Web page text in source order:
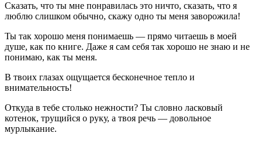
Сказать, что ты мне понравилась это ничто, сказать, что я
люблю слишком обычно, скажу одно ты меня заворожила!
Ты так хорошо меня понимаешь — прямо читаешь в моей
душе, как по книге. Даже я сам себя так хорошо не знаю и не
понимаю, как ты меня.
В твоих глазах ощущается бесконечное тепло и
внимательность!
Откуда в тебе столько нежности? Ты словно ласковый
котенок, трущийся о руку, а твоя речь — довольное
мурлыкание.